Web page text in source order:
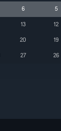
5
6
12
13
19
20
26
27